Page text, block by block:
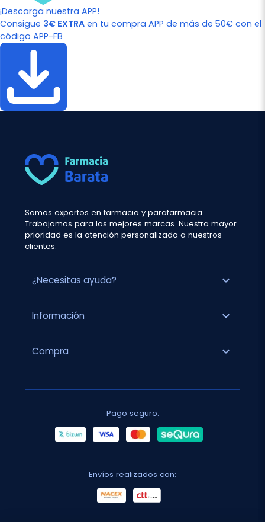
¡Descarga nuestra APP!
Consigue 3€ EXTRA en tu compra APP de más de 50€ con el
código APP-FB
Somos expertos en farmacia y parafarmacia.
Trabajamos para las mejores marcas. Nuestra mayor
prioridad es la atención personalizada a nuestros
clientes.
¿Necesitas ayuda? expand_more
Información expand_more
Compra expand_more
Pago seguro:
Envíos realizados con: